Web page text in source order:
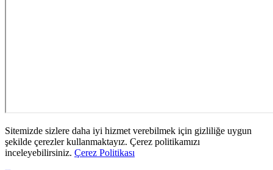
Sitemizde sizlere daha iyi hizmet verebilmek için gizliliğe uygun
şekilde çerezler kullanmaktayız. Çerez politikamızı
inceleyebilirsiniz. Çerez Politikası